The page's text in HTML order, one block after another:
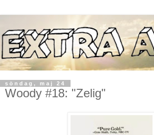
söndag, maj 24
Woody #18: "Zelig"